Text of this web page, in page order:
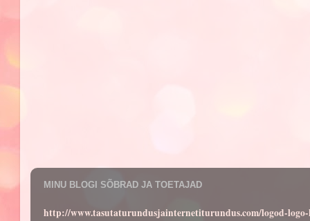
MINU BLOGI SÕBRAD JA TOETAJAD
http://www.tasutaturundusjainternetiturundus.com/logod-